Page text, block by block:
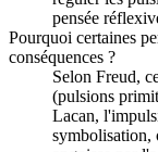
pensée
Pourquoi certaines
conséquences ?
Selon Freud,
(pulsions
Lacan,
symbolisation,